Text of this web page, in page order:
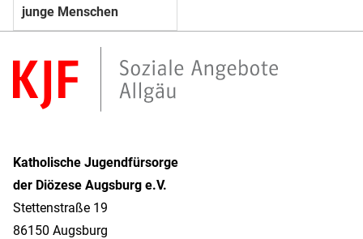
junge Menschen
Katholische Jugendfürsorge
der Diözese Augsburg e.V.
Stettenstraße 19
86150 Augsburg